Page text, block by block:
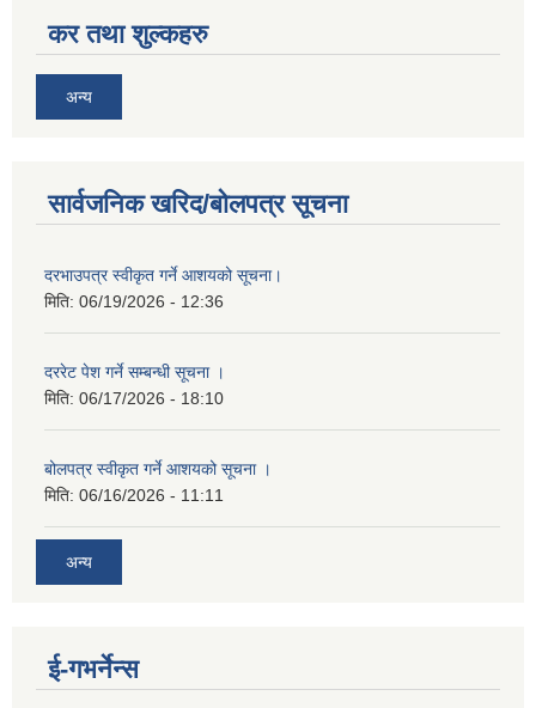
कर तथा शुल्कहरु
अन्य
सार्वजनिक खरिद/बोलपत्र सूचना
दरभाउपत्र स्वीकृत गर्ने आशयको सूचना।
मिति: 06/19/2026 - 12:36
दररेट पेश गर्ने सम्बन्धी सूचना ।
मिति: 06/17/2026 - 18:10
बोलपत्र स्वीकृत गर्ने आशयको सूचना ।
मिति: 06/16/2026 - 11:11
अन्य
ई-गभर्नेन्स